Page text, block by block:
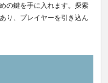
の鍵を手に入れます。探索
り、プレイヤーを引き込ん